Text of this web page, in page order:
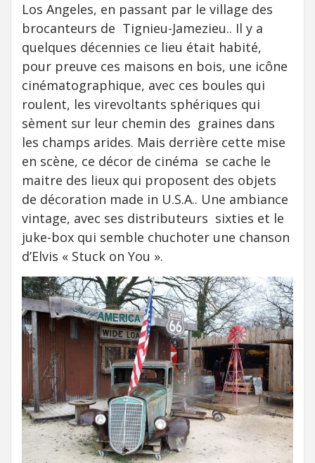
Los Angeles, en passant par le village des
brocanteurs de Tignieu-Jamezieu.. Il y a
quelques décennies ce lieu était habité,
pour preuve ces maisons en bois, une icône
cinématographique, avec ces boules qui
roulent, les virevoltants sphériques qui
sèment sur leur chemin des graines dans
les champs arides. Mais derrière cette mise
en scène, ce décor de cinéma se cache le
maitre des lieux qui proposent des objets
de décoration made in U.S.A.. Une ambiance
vintage, avec ses distributeurs sixties et le
juke-box qui semble chuchoter une chanson
d’Elvis « Stuck on You ».